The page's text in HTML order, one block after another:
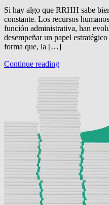
Si hay algo que RRHH sabe
constante. Los recursos
función administrativa, han
desempeñar un papel
forma que, la […]
Continue reading